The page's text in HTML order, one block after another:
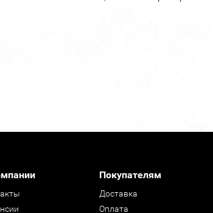
Покупателям
Доставка
Оплата